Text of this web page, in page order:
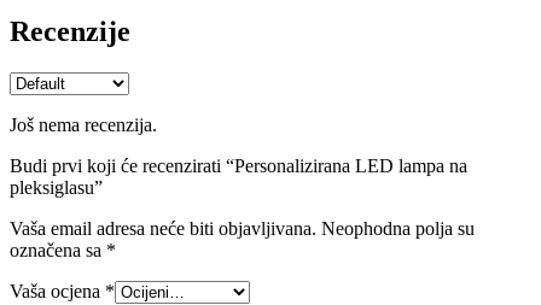
Recenzije
Još nema recenzija.
Budi prvi koji će recenzirati “Personalizirana LED lampa na
pleksiglasu”
Vaša email adresa neće biti objavljivana. Neophodna polja su
označena sa *
Vaša ocjena *